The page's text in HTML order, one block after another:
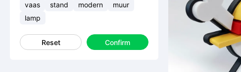
vaas
stand modern
muur
lamp
Reset Confirm